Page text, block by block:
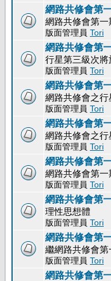
網路共修會第
網路共修會第
版面管理員 Tori
網路共修會第
行星第三級次
版面管理員 Tori
網路共修會第
網路共修會之行
版面管理員 Tori
網路共修會第
網路共修會之行
版面管理員 Tori
網路共修會第
網路共修會第
版面管理員 Tori
網路共修會第
理性思想體
版面管理員 Tori
網路共修會第
繼網路共修會
版面管理員 Tori
網路共修會第